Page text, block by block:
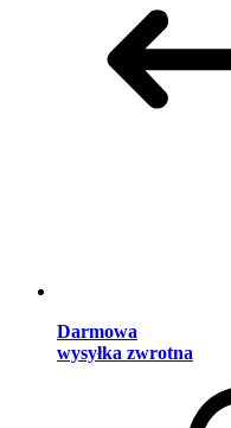
Darmowa
wysyłka zwrotna